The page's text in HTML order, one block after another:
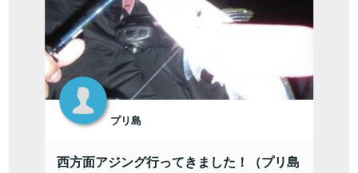
プリ島
西方面アジング行ってきました！（プリ島